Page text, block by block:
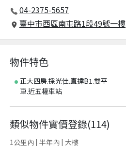
04-2375-5657
臺中市西區南屯路1段49號一樓
物件特色
正大四房.採光佳.直達B1.雙平
車.近五權車站
類似物件實價登錄(114)
1公里內 | 半年內 | 大樓